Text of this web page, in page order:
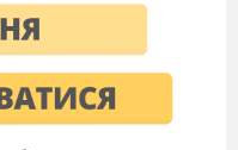
16π см2.
34см. Знайти
площиною,
кулі на 15см.
до його осі